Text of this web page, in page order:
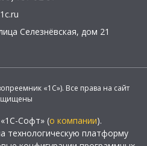
Селезнёвская, дом 21
«1С»). Все права на сайт
Софт» (о компании).
технологическую платформу